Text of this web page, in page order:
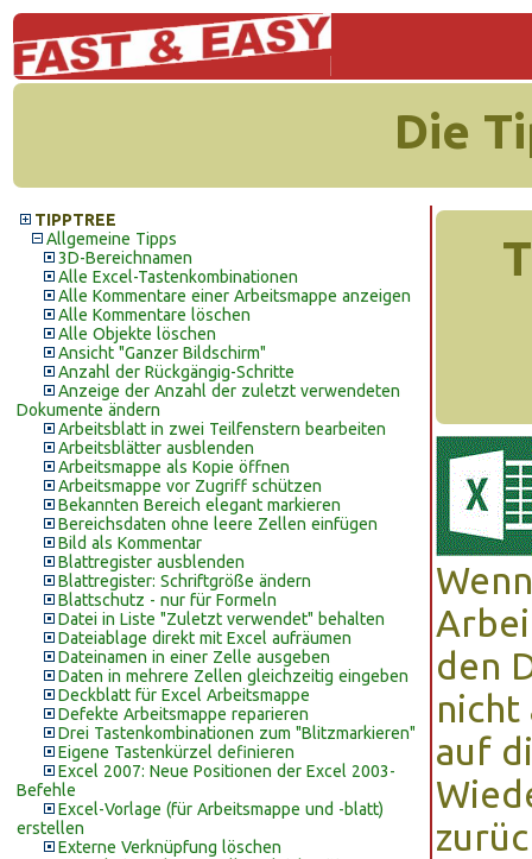
Die
TIPPTREE
Allgemeine Tipps
3D-Bereichnamen
Alle Excel-Tastenkombinationen
Alle Kommentare einer Arbeitsmappe anzeigen
Alle Kommentare löschen
Alle Objekte löschen
Ansicht "Ganzer Bildschirm"
Anzahl der Rückgängig-Schritte
Anzeige der Anzahl der zuletzt verwendeten
Dokumente ändern
Arbeitsblatt in zwei Teilfenstern bearbeiten
Arbeitsblätter ausblenden
Arbeitsmappe als Kopie öffnen
Arbeitsmappe vor Zugriff schützen
Bekannten Bereich elegant markieren
Bereichsdaten ohne leere Zellen einfügen
Bild als Kommentar
Blattregister ausblenden
Blattregister: Schriftgröße ändern
Blattschutz - nur für Formeln
Datei in Liste "Zuletzt verwendet" behalten
Dateiablage direkt mit Excel aufräumen
Dateinamen in einer Zelle ausgeben
Daten in mehrere Zellen gleichzeitig eingeben
Deckblatt für Excel Arbeitsmappe
Defekte Arbeitsmappe reparieren
Drei Tastenkombinationen zum "Blitzmarkieren"
Eigene Tastenkürzel definieren
Excel 2007: Neue Positionen der Excel 2003-
Befehle
Excel-Vorlage (für Arbeitsmappe und -blatt)
erstellen
Externe Verknüpfung löschen
den
nicht
auf